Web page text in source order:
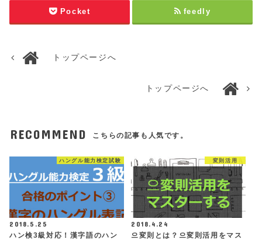
Pocket feedly
トップページへ
トップページへ
RECOMMEND こちらの記事も人気です。
ハングル能力検定試験
2018.5.25
ハン検3級対応！漢字語のハン
変則活用
2018.4.24
으変則とは？으変則活用をマス